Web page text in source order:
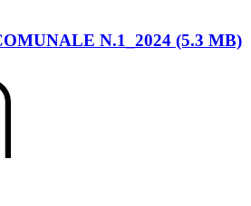
N.1_2024 (5.3 MB)